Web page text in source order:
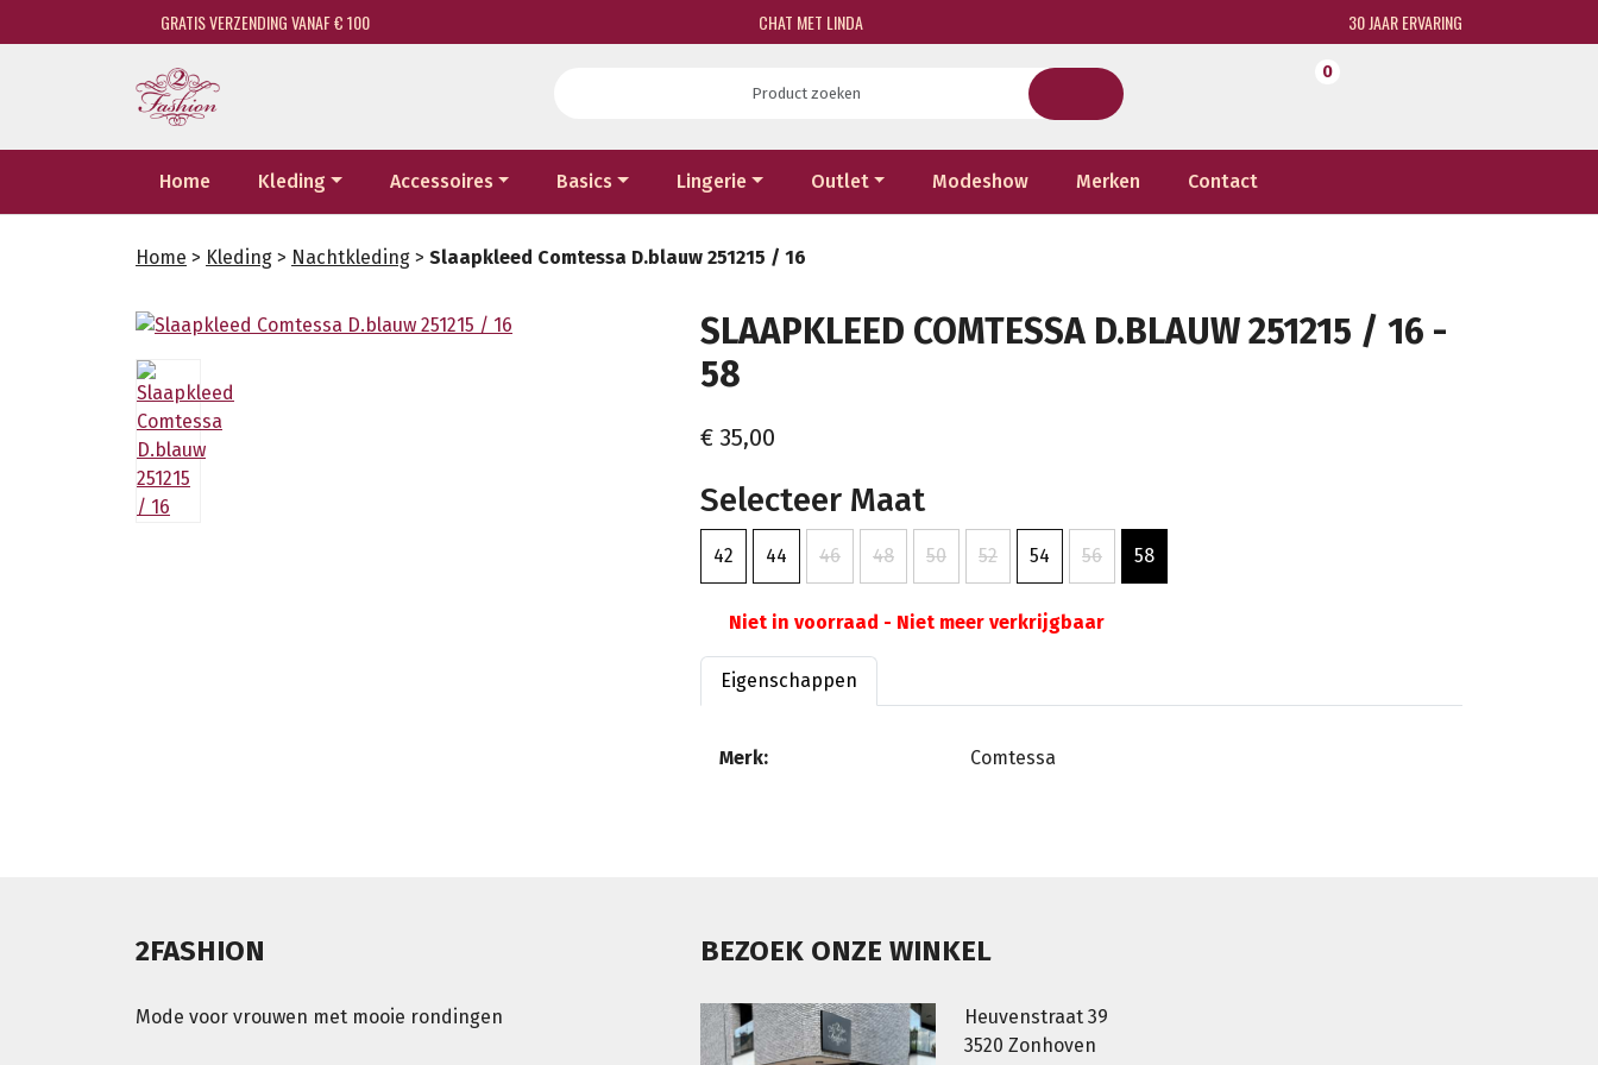
GRATIS VERZENDING VANAF € 100 CHAT MET LINDA 30 JAAR ERVARING
0
Home Kleding Accessoires Basics Lingerie Outlet Modeshow Merken Contact
Home > Kleding > Nachtkleding > Slaapkleed Comtessa D.blauw 251215 / 16
SLAAPKLEED COMTESSA D.BLAUW 251215 / 16 -
58
€ 35,00
Selecteer Maat
42 44 46 48 50 52 54 56 58
Niet in voorraad - Niet meer verkrijgbaar
Eigenschappen
Merk: Comtessa
2FASHION
Mode voor vrouwen met mooie rondingen
BEZOEK ONZE WINKEL
Heuvenstraat 39
3520 Zonhoven